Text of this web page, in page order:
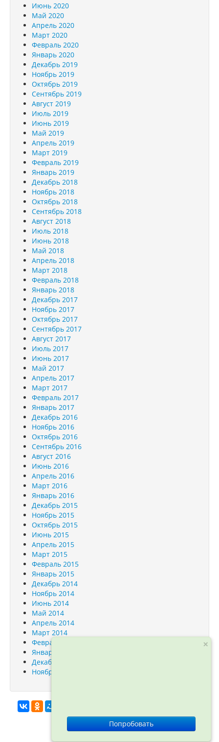
Июнь 2020
Май 2020
Апрель 2020
Март 2020
Февраль 2020
Январь 2020
Декабрь 2019
Ноябрь 2019
Октябрь 2019
Сентябрь 2019
Август 2019
Июль 2019
Июнь 2019
Май 2019
Апрель 2019
Март 2019
Февраль 2019
Январь 2019
Декабрь 2018
Ноябрь 2018
Октябрь 2018
Сентябрь 2018
Август 2018
Июль 2018
Июнь 2018
Май 2018
Апрель 2018
Март 2018
Февраль 2018
Январь 2018
Декабрь 2017
Ноябрь 2017
Октябрь 2017
Сентябрь 2017
Август 2017
Июль 2017
Июнь 2017
Май 2017
Апрель 2017
Март 2017
Февраль 2017
Январь 2017
Декабрь 2016
Ноябрь 2016
Октябрь 2016
Сентябрь 2016
Август 2016
Июнь 2016
Апрель 2016
Март 2016
Январь 2016
Декабрь 2015
Ноябрь 2015
Октябрь 2015
Июнь 2015
Апрель 2015
Март 2015
Февраль 2015
Январь 2015
Декабрь 2014
Ноябрь 2014
Июнь 2014
Май 2014
Апрель 2014
Март 2014
Февраль 2014
Январь 2014
Декабрь 2013
Ноябрь 2013
© ООО
«Орфограмматика», 2012—2026
×
Попробовать